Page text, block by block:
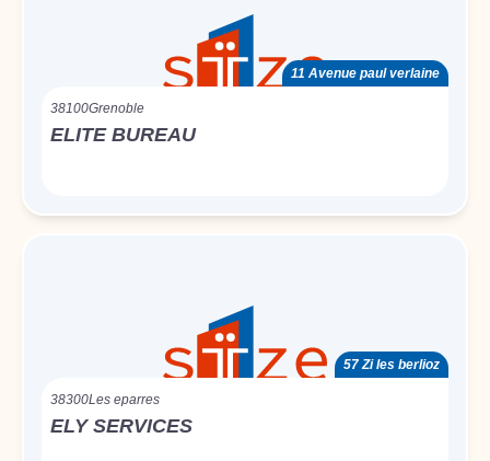
11 Avenue paul verlaine
38100Grenoble
ELITE BUREAU
57 Zi les berlioz
38300Les eparres
ELY SERVICES